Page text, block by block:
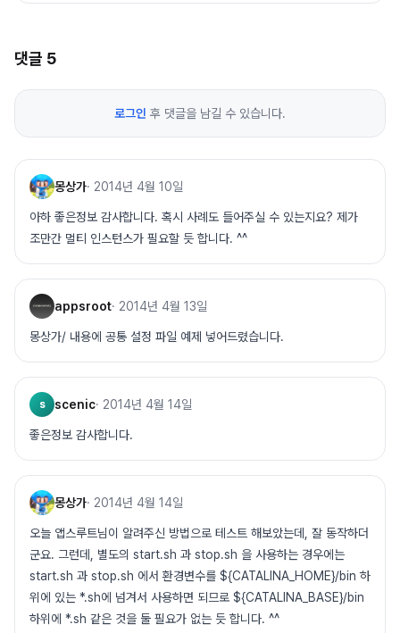
댓글 5
로그인 후 댓글을 남길 수 있습니다.
몽상가· 2014년 4월 10일
아하 좋은정보 감사합니다. 혹시 사례도 들어주실 수 있는지요? 제가
조만간 멀티 인스턴스가 필요할 듯 합니다. ^^
appsroot· 2014년 4월 13일
몽상가/ 내용에 공통 설정 파일 예제 넣어드렸습니다.
s scenic· 2014년 4월 14일
좋은정보 감사합니다.
몽상가· 2014년 4월 14일
오늘 앱스루트님이 알려주신 방법으로 테스트 해보았는데, 잘 동작하더
군요. 그런데, 별도의 start.sh 과 stop.sh 을 사용하는 경우에는
start.sh 과 stop.sh 에서 환경변수를 ${CATALINA_HOME}/bin 하
위에 있는 *.sh에 넘겨서 사용하면 되므로 ${CATALINA_BASE}/bin
하위에 *.sh 같은 것을 둘 필요가 없는 듯 합니다. ^^